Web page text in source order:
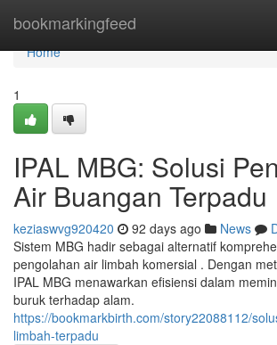
bookmarkingfeed
Home
Home
1
IPAL MBG: Solusi
Air Buangan Terpadu
keziaswvg920420 92 days ago News
Sistem MBG hadir sebagai alternatif
pengolahan air limbah komersial . Dengan
IPAL MBG menawarkan efisiensi dalam
buruk terhadap alam.
https://bookmarkbirth.com/story22088112/
limbah-terpadu